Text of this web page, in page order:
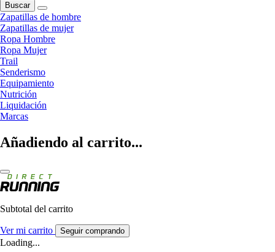
Buscar
Zapatillas de hombre
Zapatillas de mujer
Ropa Hombre
Ropa Mujer
Trail
Senderismo
Equipamiento
Nutrición
Liquidación
Marcas
Añadiendo al carrito...
Subtotal del carrito
Ver mi carrito Seguir comprando
Loading...